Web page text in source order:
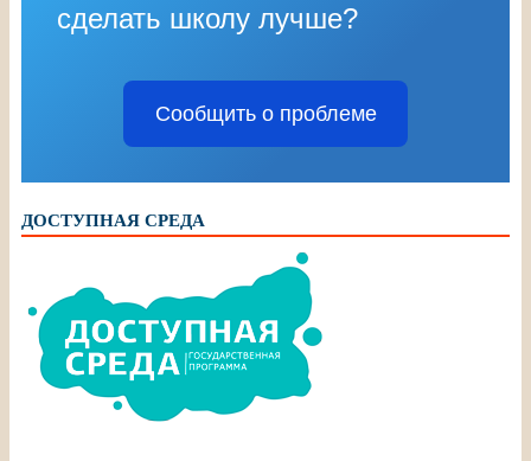
сделать школу лучше?
Сообщить о проблеме
ДОСТУПНАЯ СРЕДА